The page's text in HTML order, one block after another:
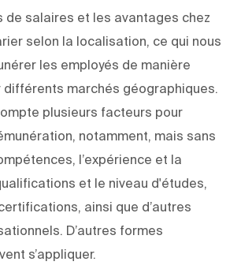
de salaires et les avantages chez
selon la localisation, ce qui nous
les employés de manière
différents marchés géographiques.
plusieurs facteurs pour
notamment, mais sans
l’expérience et la
et le niveau d'études,
ainsi que d’autres
D’autres formes
s’appliquer.